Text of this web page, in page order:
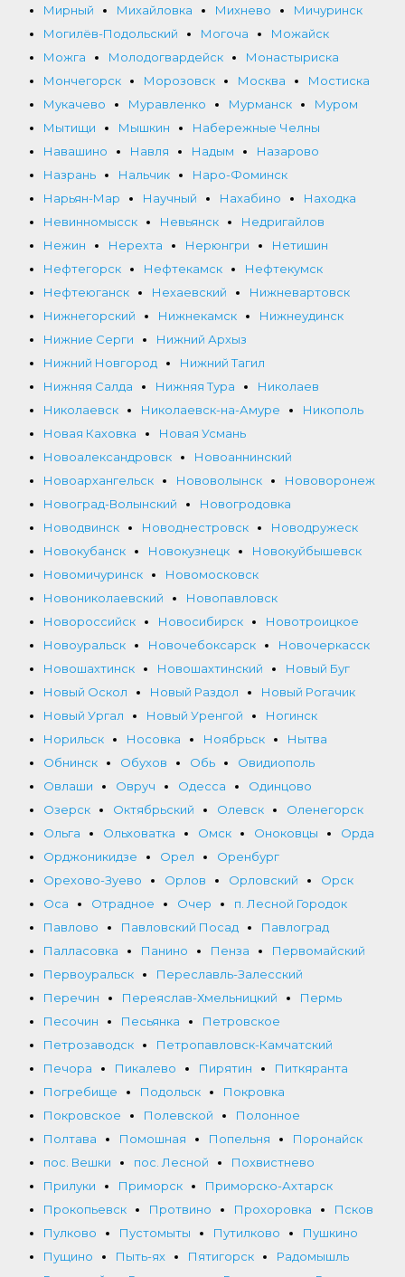
Мирный
Михайловка Михнево
Мичуринск
Могилёв-Подольский
Могоча
Можайск
Можга
Молодогвардейск
Монастыриска
Мончегорск
Морозовск Москва
Мостиска
Мукачево
Муравленко Мурманск
Муром
Мытищи
Мышкин
Набережные Челны
Навашино
Навля Надым
Назарово
Назрань
Нальчик
Наро-Фоминск
Нарьян-Мар
Научный Нахабино
Находка
Невинномысск
Невьянск
Недригайлов
Нежин
Нерехта Нерюнгри
Нетишин
Нефтегорск
Нефтекамск
Нефтекумск
Нефтеюганск
Нехаевский
Нижневартовск
Нижнегорский
Нижнекамск
Нижнеудинск
Нижние Серги
Нижний Архыз
Нижний Новгород
Нижний Тагил
Нижняя Салда
Нижняя Тура
Николаев
Николаевск
Николаевск-на-Амуре
Никополь
Новая Каховка
Новая Усмань
Новоалександровск
Новоаннинский
Новоархангельск
Нововолынск
Нововоронеж
Новоград-Волынский
Новогродовка
Новодвинск
Новоднестровск
Новодружеск
Новокубанск
Новокузнецк
Новокуйбышевск
Новомичуринск
Новомосковск
Новониколаевский
Новопавловск
Новороссийск
Новосибирск
Новотроицкое
Новоуральск
Новочебоксарск
Новочеркасск
Новошахтинск
Новошахтинский
Новый Буг
Новый Оскол
Новый Раздол
Новый Рогачик
Новый Ургал
Новый Уренгой
Ногинск
Норильск
Носовка Ноябрьск
Нытва
Обнинск
Обухов Обь
Овидиополь
Овлаши
Овруч Одесса
Одинцово
Озерск
Октябрьский Олевск
Оленегорск
Ольга
Ольховатка Омск Оноковцы
Орда
Орджоникидзе
Орел
Оренбург
Орехово-Зуево
Орлов Орловский
Орск
Оса
Отрадное Очер
п. Лесной Городок
Павлово
Павловский Посад
Павлоград
Палласовка
Панино Пенза
Первомайский
Первоуральск
Переславль-Залесский
Перечин
Переяслав-Хмельницкий
Пермь
Песочин
Песьянка
Петровское
Петрозаводск
Петропавловск-Камчатский
Печора
Пикалево Пирятин
Питкяранта
Погребище
Подольск
Покровка
Покровское
Полевской
Полонное
Полтава
Помошная Попельня
Поронайск
пос. Вешки
пос. Лесной
Похвистнево
Прилуки
Приморск
Приморско-Ахтарск
Прокопьевск
Протвино Прохоровка
Псков
Пулково
Пустомыты Путилково
Пушкино
Пущино
Пыть-ях Пятигорск
Радомышль